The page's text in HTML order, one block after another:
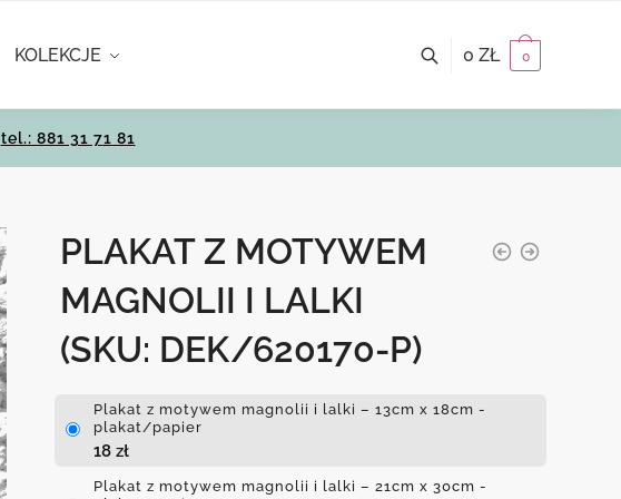
KOLEKCJE 0 ZŁ 0
tel.: 881 31 71 81
PLAKAT Z MOTYWEM
MAGNOLII I LALKI
(SKU: DEK/620170-P)
Plakat z motywem magnolii i lalki – 13cm x 18cm -
plakat/papier
18 zł
Plakat z motywem magnolii i lalki – 21cm x 30cm -